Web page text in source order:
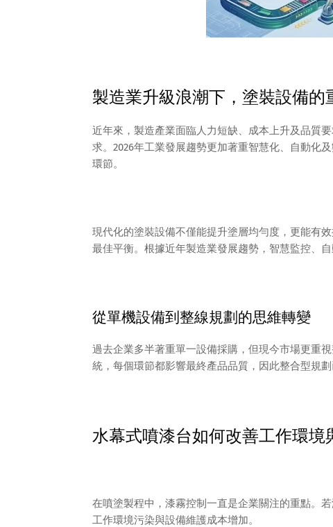
製造業升級浪潮下，塗裝設備的
近年來，製造產業面臨人力短缺、成本上升及品質
求。2026年工業發展趨勢更加著重智慧化、自動化
環節。
現代化的塗裝設備不僅能提升塗層均勻度，更能有
最佳平衡。根據近年製造業發展趨勢，智慧監控、
從單機設備到整線規劃的思維轉變
過去企業多半著重單一設備採購，但現今市場更重
統，每個環節都影響最終產品品質，因此整合型規劃
水幕式噴漆台如何改善工作環境
在噴塗製程中，漆霧控制一直是企業關注的重點。
工作環境污染與設備維護成本增加。